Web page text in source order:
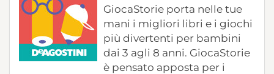
GiocaStorie porta nelle tue
mani i migliori libri e i giochi
più divertenti per bambini
dai 3 agli 8 anni. GiocaStorie
è pensato apposta per i